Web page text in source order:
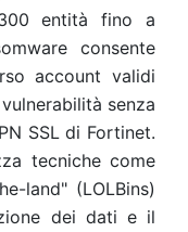
entità fino a
consente
account validi
senza
SSL di Fortinet.
tecniche come
land" (LOLBins)
dei dati e il